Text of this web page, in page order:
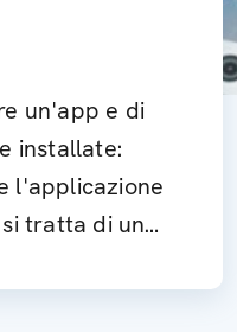
un'app e di
installate:
l'applicazione
tratta di un